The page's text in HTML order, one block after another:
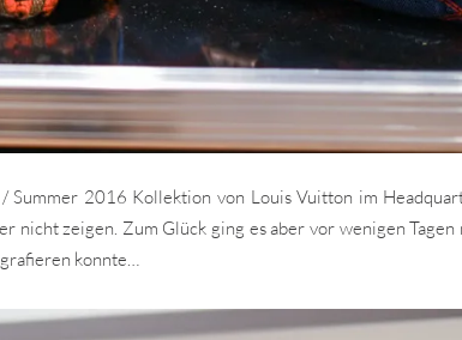
2016 Kollektion von Louis Vuitton im
zeigen. Zum Glück ging es aber vor wenigen Tagen
konnte…